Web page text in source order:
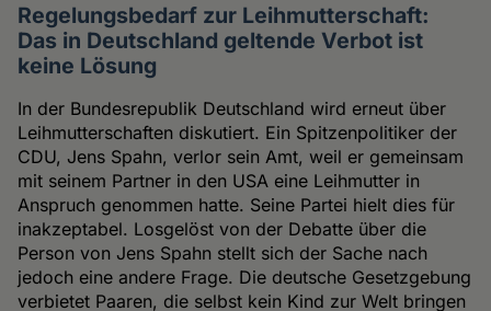
Regelungsbedarf zur Leihmutterschaft:
Das in Deutschland geltende Verbot ist
keine Lösung
In der Bundesrepublik Deutschland wird erneut über
Leihmutterschaften diskutiert. Ein Spitzenpolitiker der
CDU, Jens Spahn, verlor sein Amt, weil er gemeinsam
mit seinem Partner in den USA eine Leihmutter in
Anspruch genommen hatte. Seine Partei hielt dies für
inakzeptabel. Losgelöst von der Debatte über die
Person von Jens Spahn stellt sich der Sache nach
jedoch eine andere Frage. Die deutsche Gesetzgebung
verbietet Paaren, die selbst kein Kind zur Welt bringen